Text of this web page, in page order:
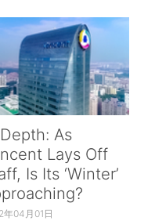
As
Lays Off
Is Its ‘Winter’
年04月01日